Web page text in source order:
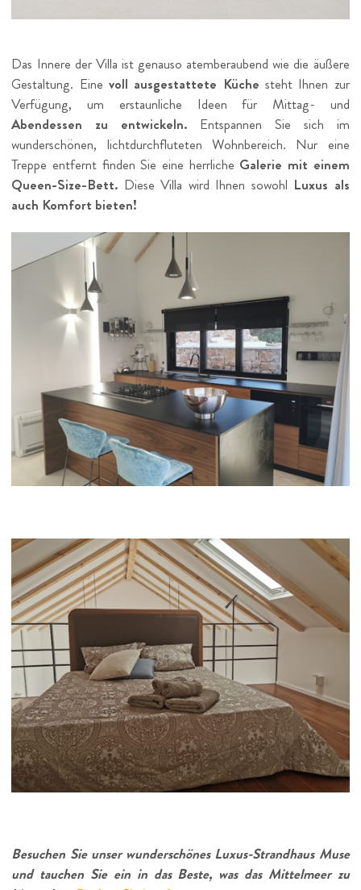
Das Innere der Villa ist genauso atemberaubend wie die äußere
Gestaltung. Eine voll ausgestattete Küche steht Ihnen zur
Verfügung, um erstaunliche Ideen für Mittag- und
Abendessen zu entwickeln. Entspannen Sie sich im
wunderschönen, lichtdurchfluteten Wohnbereich. Nur eine
Treppe entfernt finden Sie eine herrliche Galerie mit einem
Queen-Size-Bett. Diese Villa wird Ihnen sowohl Luxus als
auch Komfort bieten!
Besuchen Sie unser wunderschönes Luxus-Strandhaus Muse
und tauchen Sie ein in das Beste, was das Mittelmeer zu